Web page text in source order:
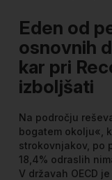
Eden od
osnovnih
kar pri
izboljšati
Na področju
bogatem okolju«,
strokovnjakov, po
18,4% odraslih
V državah OECD